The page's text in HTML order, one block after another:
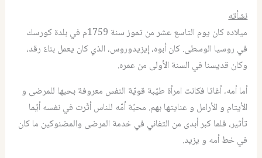
نشأته
ميلاده كان يوم التاسع عشر من تموز سنة 1759م في بلدة كورسك
في روسيا الوسطى.كان أبوه، إيزيدوروس، الذي كان يعمل بناءً رقد،
وكان قديسنا في السنة الأولى من عمره.
أما أمه، أغاثا فكانت امرأة طيّبة قويّة النفس معروفة بحبها للمرضى و
الأيتام و الأرامل و عنايتها بهم. محبّة أمّه للناس أثّرت في نفسه أيّما
تأثير، فلما كبر أبدى من التفاني في خدمة المرضى والمضنوكين ما كان
في خط أمه و يزيد.